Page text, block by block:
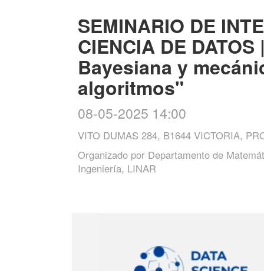
SEMINARIO DE
CIENCIA DE
Bayesiana y
algoritmos"
08-05-2025 14:00
VITO DUMAS 284, B1644 VICTORIA,
Organizado por Departamento de
Ingeniería, LINAR